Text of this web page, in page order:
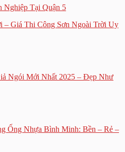
– Giá Thi Công Sơn Ngoài Trời Uy
Ngói Mới Nhất 2025 – Đẹp Như
Ống Nhựa Bình Minh: Bền – Rẻ –